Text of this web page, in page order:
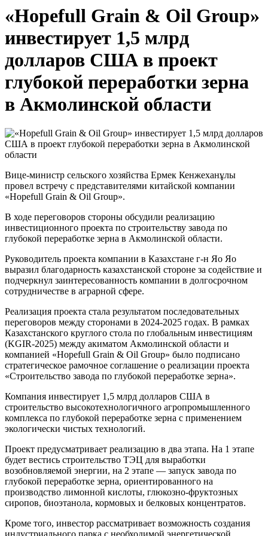
«Hopefull Grain & Oil Group»
инвестирует 1,5 млрд
долларов США в проект
глубокой переработки зерна
в Акмолинской области
Вице-министр сельского хозяйства Ермек Кенжеханұлы
провел встречу с представителями китайской компании
«Hopefull Grain & Oil Group».
В ходе переговоров стороны обсудили реализацию
инвестиционного проекта по строительству завода по
глубокой переработке зерна в Акмолинской области.
Руководитель проекта компании в Казахстане г-н Яо Яо
выразил благодарность казахстанской стороне за содействие и
подчеркнул заинтересованность компании в долгосрочном
сотрудничестве в аграрной сфере.
Реализация проекта стала результатом последовательных
переговоров между сторонами в 2024-2025 годах. В рамках
Казахстанского круглого стола по глобальным инвестициям
(KGIR-2025) между акиматом Акмолинской области и
компанией «Hopefull Grain & Oil Group» было подписано
стратегическое рамочное соглашение о реализации проекта
«Строительство завода по глубокой переработке зерна».
Компания инвестирует 1,5 млрд долларов США в
строительство высокотехнологичного агропромышленного
комплекса по глубокой переработке зерна с применением
экологически чистых технологий.
Проект предусматривает реализацию в два этапа. На 1 этапе
будет вестись строительство ТЭЦ для выработки
возобновляемой энергии, на 2 этапе — запуск завода по
глубокой переработке зерна, ориентированного на
производство лимонной кислоты, глюкозно-фруктозных
сиропов, биоэтанола, кормовых и белковых концентратов.
Кроме того, инвестор рассматривает возможность создания